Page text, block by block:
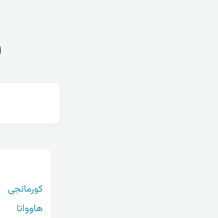
کورمانجی
هاوواتا